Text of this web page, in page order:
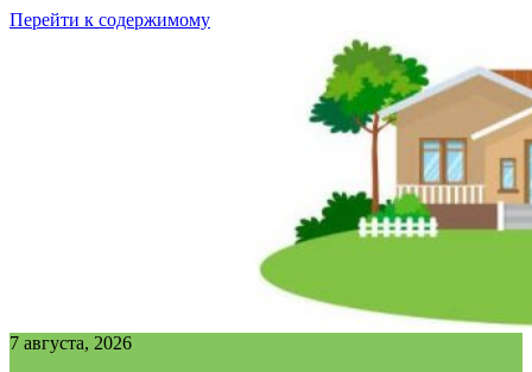
Перейти к содержимому
7 августа, 2026